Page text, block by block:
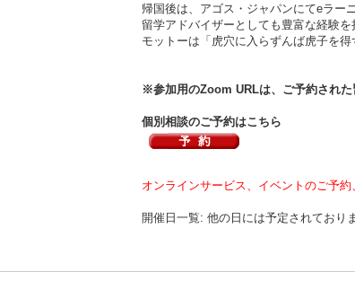
帰国後は、アゴス・ジャパンにてeラー
留学アドバイザーとしても豊富な経験
モットーは「虎穴に入らずんば虎子を得
※参加用のZoom URLは、ご予約された
個別相談のご予約はこちら
オンラインサービス、イベントのご予
開催日一覧: 他の日には予定されており